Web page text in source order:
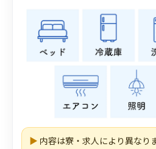
▶ 内容は寮・求人により異なり